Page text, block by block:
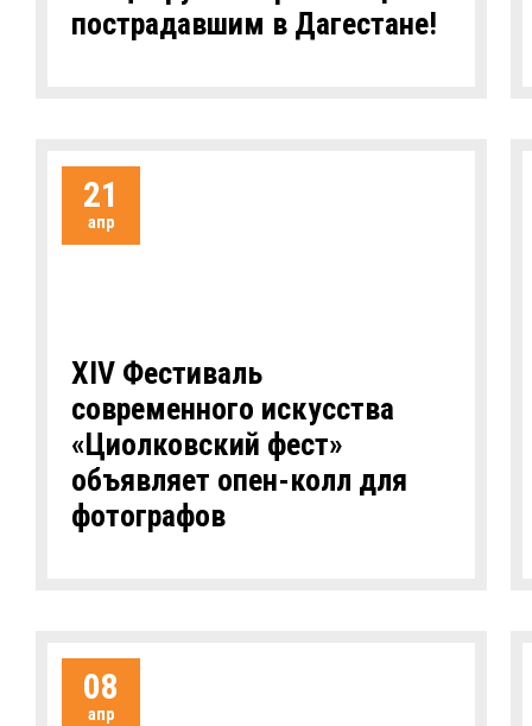
пострадавшим в Дагестане!
21
апр
XIV Фестиваль
современного искусства
«Циолковский фест»
объявляет опен-колл для
фотографов
08
апр